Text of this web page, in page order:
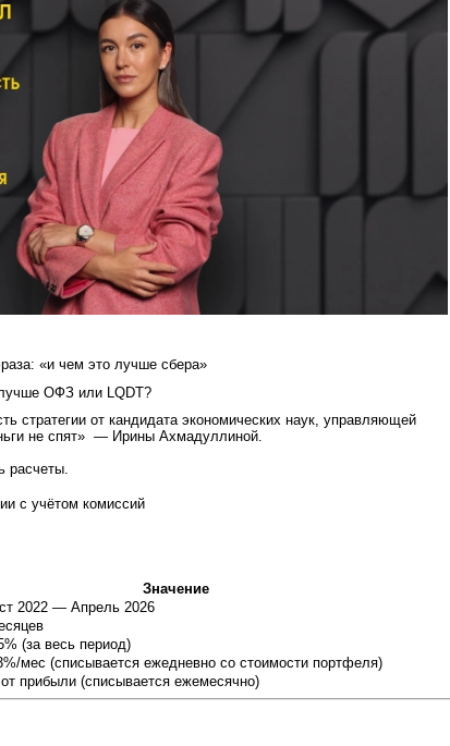
«и чем это лучше сбера»
ОФЗ или LQDT?
стратегии от кандидата экономических наук, управляющей
не спят» — Ирины Ахмадуллиной.
расчеты.
с учётом комиссий
Значение
2022 — Апрель 2026
(за весь период)
мес (списывается ежедневно со стоимости портфеля)
прибыли (списывается ежемесячно)